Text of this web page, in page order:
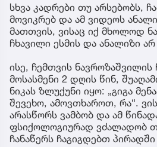
სხვა კადრები თუ არსებობს,
მოვიკრებ და ამ ვიდეოს
მათთვის, ვისაც იქ მხოლოდ
ჩხავილი ესმის და ანალიზი
ისე, ჩემთვის ნავროზაშვილის
მოსასმენი 2 დღის წინ,
ნიკას ზლუქუნი იყო: „გიგა
შევეხო, ამოვთხაროთ, რა“.
არასწორს ვამბობ და ამ
ფსიქოლოგიურად ვძალადობ
ჩანაწერს ჩაგიგდებთ